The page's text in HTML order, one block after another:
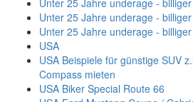
Unter 25 Jahre underage -
Unter 25 Jahre underage -
Unter 25 Jahre underage -
USA
USA Beispiele für günstige SUV
Compass mieten
USA Biker Special Route 66